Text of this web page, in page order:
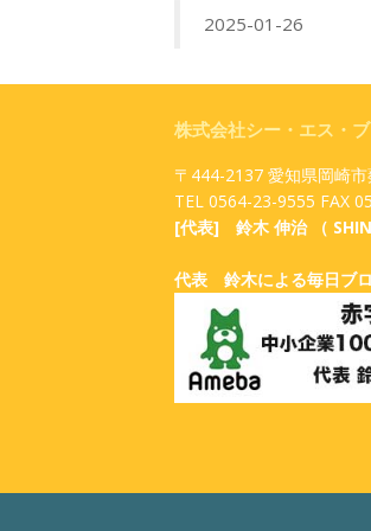
2025-01-26
株式会社シー・エス・
〒444-2137 愛知県岡崎
TEL 0564-23-9555 FAX
[代表] 鈴木 伸治 （
代表 鈴木による毎日ブ